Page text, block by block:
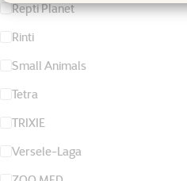
Repti Planet
Rinti
Small Animals
Tetra
TRIXIE
Versele-Laga